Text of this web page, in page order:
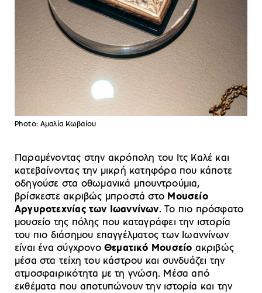
Photo: Αμαλία Κωβαίου
Παραμένοντας στην ακρόπολη του Ιτς Καλέ και
κατεβαίνοντας την μικρή κατηφόρα που κάποτε
οδηγούσε στα οθωμανικά μπουντρούμια,
βρίσκεστε ακριβώς μπροστά στο Μουσείο
Αργυροτεχνίας των Ιωαννίνων. Το πιο πρόσφατο
μουσείο της πόλης που καταγράφει την ιστορία
του πιο διάσημου επαγγέλματος των Ιωαννίνων
είναι ένα σύγχρονο Θεματικό Μουσείο ακριβώς
μέσα στα τείχη του κάστρου και συνδυάζει την
ατμοσφαιρικότητα με τη γνώση. Μέσα από
εκθέματα που αποτυπώνουν την ιστορία και την